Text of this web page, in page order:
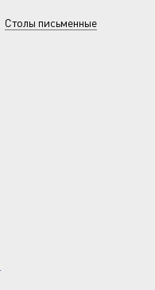
Столы письменные